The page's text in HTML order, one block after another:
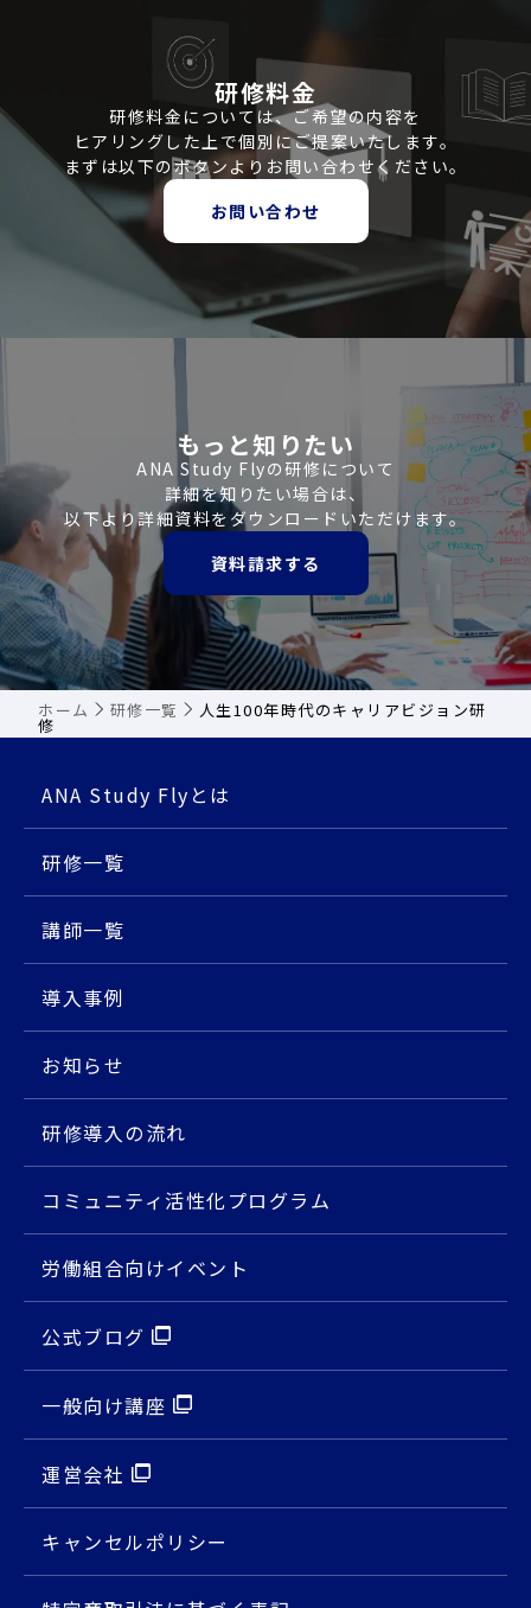
研修料金
研修料金については、ご希望の内容を
ヒアリングした上で個別にご提案いたします。
まずは以下のボタンよりお問い合わせください。
お問い合わせ
もっと知りたい
ANA Study Flyの研修について
詳細を知りたい場合は、
以下より詳細資料をダウンロードいただけます。
資料請求する
ホーム 研修一覧 人生100年時代のキャリアビジョン研
修
ANA Study Flyとは
研修⼀覧
講師⼀覧
導入事例
お知らせ
研修導入の流れ
コミュニティ活性化プログラム
労働組合向けイベント
公式ブログ
⼀般向け講座
運営会社
キャンセルポリシー